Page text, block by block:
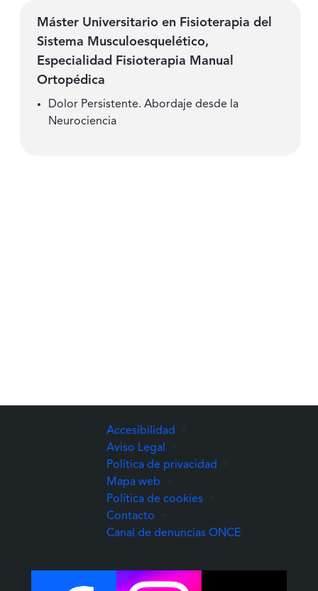
Máster Universitario en Fisioterapia del
Sistema Musculoesquelético,
Especialidad Fisioterapia Manual
Ortopédica
Dolor Persistente. Abordaje desde la
Neurociencia
Accesibilidad
Aviso Legal
Política de privacidad
Mapa web
Política de cookies
Contacto
Canal de denuncias ONCE(Abre una